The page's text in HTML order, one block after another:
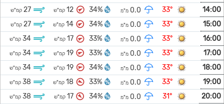
14:00
33° מ"מ 34%
12 קמ"ש 27 קמ"ש
15:00
33° מ"מ 34%
14 קמ"ש 27 קמ"ש
16:00
33° מ"מ 33%
17 קמ"ש 34 קמ"ש
17:00
33° מ"מ 33%
19 קמ"ש 34 קמ"ש
18:00
33° מ"מ 34%
19 קמ"ש 34 קמ"ש
19:00
33° מ"מ 33%
18 קמ"ש 38 קמ"ש
20:00
31° מ"מ 34%
17 קמ"ש 38 קמ"ש